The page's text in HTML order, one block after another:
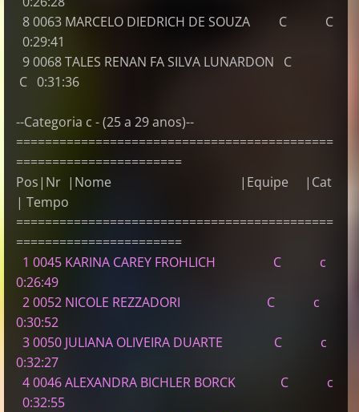
8 0063 MARCELO DIEDRICH DE SOUZA C C
0:29:41
9 0068 TALES RENAN FA SILVA LUNARDON C
C 0:31:36
--Categoria c - (25 a 29 anos)--
============================================
=======================
Pos|Nr |Nome |Equipe |Cat
| Tempo
============================================
=======================
1 0045 KARINA CAREY FROHLICH C c
0:26:49
2 0052 NICOLE REZZADORI C c
0:30:52
3 0050 JULIANA OLIVEIRA DUARTE C c
0:32:27
4 0046 ALEXANDRA BICHLER BORCK C c
0:32:55